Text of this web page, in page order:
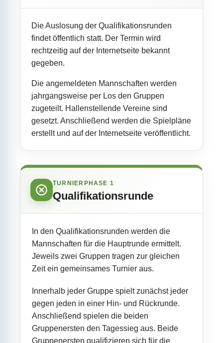
Die Auslosung der Qualifikationsrunden
findet öffentlich statt. Der Termin wird
rechtzeitig auf der Internetseite bekannt
gegeben.
Die angemeldeten Mannschaften werden
jahrgangsweise per Los den Gruppen
zugeteilt. Hallenstellende Vereine sind
gesetzt. Anschließend werden die Spielpläne
erstellt und auf der Internetseite veröffentlicht.
TURNIERPHASE 1
Qualifikationsrunde
In den Qualifikationsrunden werden die
Mannschaften für die Hauptrunde ermittelt.
Jeweils zwei Gruppen tragen zur gleichen
Zeit ein gemeinsames Turnier aus.
Innerhalb jeder Gruppe spielt zunächst jeder
gegen jeden in einer Hin- und Rückrunde.
Anschließend spielen die beiden
Gruppenersten den Tagessieg aus. Beide
Gruppenersten qualifizieren sich für die